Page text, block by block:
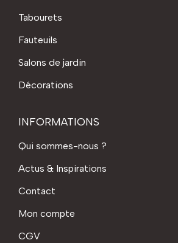
Tabourets
Fauteuils
Salons de jardin
Décorations
INFORMATIONS
Qui sommes-nous ?
Actus & Inspirations
Contact
Mon compte
CGV